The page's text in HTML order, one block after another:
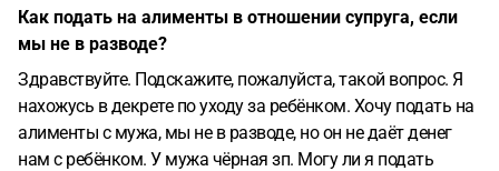
Как подать на алименты в отношении супруга, если
мы не в разводе?
Здравствуйте. Подскажите, пожалуйста, такой вопрос. Я
нахожусь в декрете по уходу за ребёнком. Хочу подать на
алименты с мужа, мы не в разводе, но он не даёт денег
нам с ребёнком. У мужа чёрная зп. Могу ли я подать